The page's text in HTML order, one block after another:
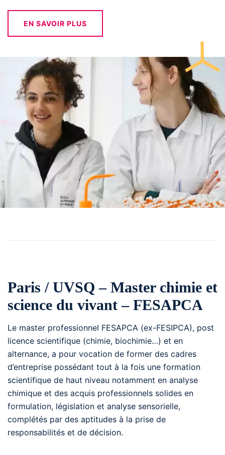
EN SAVOIR PLUS
Paris / UVSQ – Master chimie et
science du vivant – FESAPCA
Le master professionnel FESAPCA (ex-FESIPCA), post
licence scientifique (chimie, biochimie…) et en
alternance, a pour vocation de former des cadres
d’entreprise possédant tout à la fois une formation
scientifique de haut niveau notamment en analyse
chimique et des acquis professionnels solides en
formulation, législation et analyse sensorielle,
complétés par des aptitudes à la prise de
responsabilités et de décision.